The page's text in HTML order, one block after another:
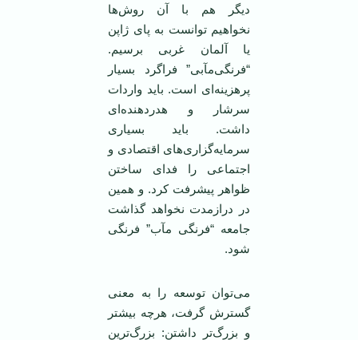
دیگر هم با آن روش‌ها
نخواهیم توانست به پای ژاپن
یا آلمان غربی برسیم.
“فرنگی‌مآبی” فراگرد بسیار
پرهزینه‌ای است. باید واردات
سرشار و هدر‌دهنده‌ای
داشت. باید بسیاری
سرمایه‌گزاری‌های اقتصادی و
اجتماعی را فدای ساختن
ظواهر پیشرفت کرد. و همین
در دراز‌مدت نخواهد گذاشت
جامعه “فرنگی مآب” فرنگی
شود.
می‌توان توسعه را به معنی
گسترش گرفت، هرچه بیشتر
و بزرگ‌تر داشتن: بزرگ‌ترین